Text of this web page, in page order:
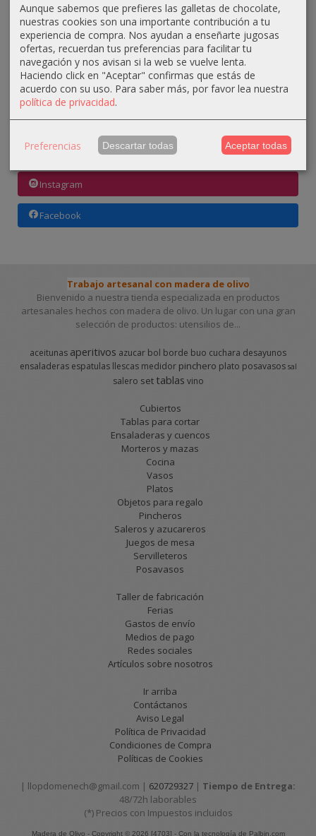
COSTES DE ENVÍO
Consultar Destinos
TU CARRITO (0)
El carrito de la compra está vacío
REDES SOCIALES
Instagram
Facebook
Trabajo artesanal con madera de olivo
Bienvenido a nuestra tienda especializada en productos
artesanales hechos con madera de olivo. Un lugar con una gran
selección de productos: utensilios de...
aceitunas aperitivos azucar bol borde buo cuchara desayunos
ensaladeras espatulas llescas medidor pinchero plato posavasos sal
salero set tablas vino
Cubiertos
Tablas para cortar
Ensaladeras y cuencos
Morteros y mazas
Cocina
Vasos
Platos
Objetos para regalo
Pincheros
Saleros y azucareros
Juegos de mesa
Servilleteros
Posavasos
Taller de fabricación
Ferias
Gastos de envío
Medios de pago
Redes sociales
Artículos sobre nosotros
Ir arriba
Contáctanos
Aviso Legal
Política de Privacidad
Condiciones de Compra
Políticas de Cookies
| llopdomenech@gmail.com | 620729327 | Tiempo de Entrega:
48/72h laborables
(*) Precios con Impuestos incluidos
Madera de Olivo - Copyright © 2026 [4703] - Con la tecnología de Palbin.com
Aunque sabemos que prefieres las galletas de chocolate,
nuestras cookies son una importante contribución a tu
experiencia de compra. Nos ayudan a enseñarte jugosas
ofertas, recuerdan tus preferencias para facilitar tu
navegación y nos avisan si la web se vuelve lenta.
Haciendo click en "Aceptar" confirmas que estás de
acuerdo con su uso. Para saber más, por favor lea nuestra
política de privacidad.
Preferencias Descartar todas Aceptar todas